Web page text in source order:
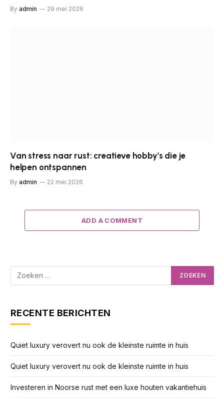
By admin 29 mei 2026
Van stress naar rust: creatieve hobby’s die je
helpen ontspannen
By admin 22 mei 2026
ADD A COMMENT
RECENTE BERICHTEN
Quiet luxury verovert nu ook de kleinste ruimte in huis
Quiet luxury verovert nu ook de kleinste ruimte in huis
Investeren in Noorse rust met een luxe houten vakantiehuis